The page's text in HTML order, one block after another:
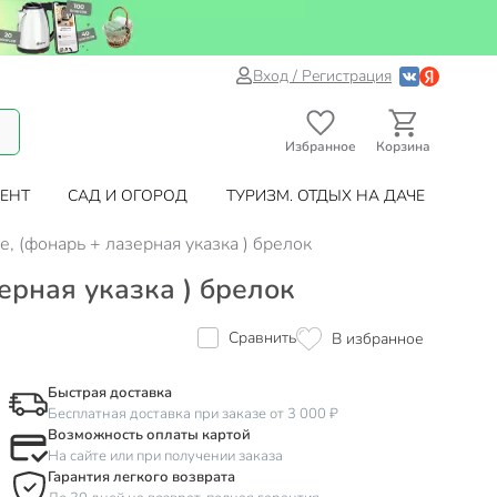
Вход / Регистрация
Избранное Корзина
САД И ОГОРОД ТУРИЗМ. ОТДЫХ НА ДАЧЕ
(фонарь + лазерная указка ) брелок
указка ) брелок
Сравнить В избранное
Быстрая доставка
Бесплатная доставка при заказе от 3 000 ₽
Возможность оплаты картой
На сайте или при получении заказа
Гарантия легкого возврата